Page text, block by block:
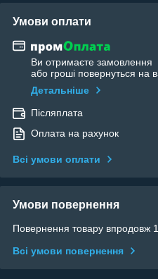
Умови оплати
Ви отримаєте замовлення
або гроші повернуться на
Детальніше
Післяплата
Оплата на рахунок
Всі умови оплати
Умови повернення
Повернення товару впродовж
Всі умови повернення